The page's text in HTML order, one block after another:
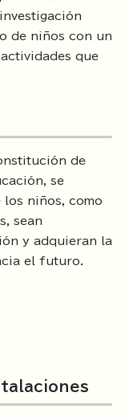
de niños con un
que
de
se
niños, como
sean
y adquieran la
el futuro.